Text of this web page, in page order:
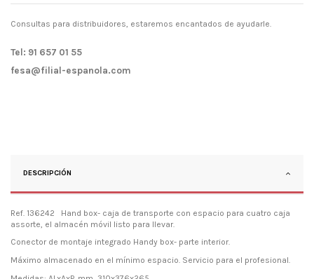
Consultas para distribuidores, estaremos encantados de ayudarle.
Tel: 91 657 01 55
fesa@filial-espanola.com
DESCRIPCIÓN
Ref. 136242 Hand box- caja de transporte con espacio para cuatro caja
assorte, el almacén móvil listo para llevar.
Conector de montaje integrado Handy box- parte interior.
Máximo almacenado en el mínimo espacio. Servicio para el profesional.